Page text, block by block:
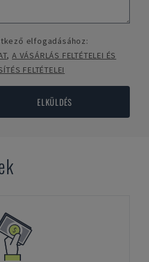
elfogadásához:
,A VÁSÁRLÁS FELTÉTELEI ÉS
FELTÉTELEI
ELKÜLDÉS